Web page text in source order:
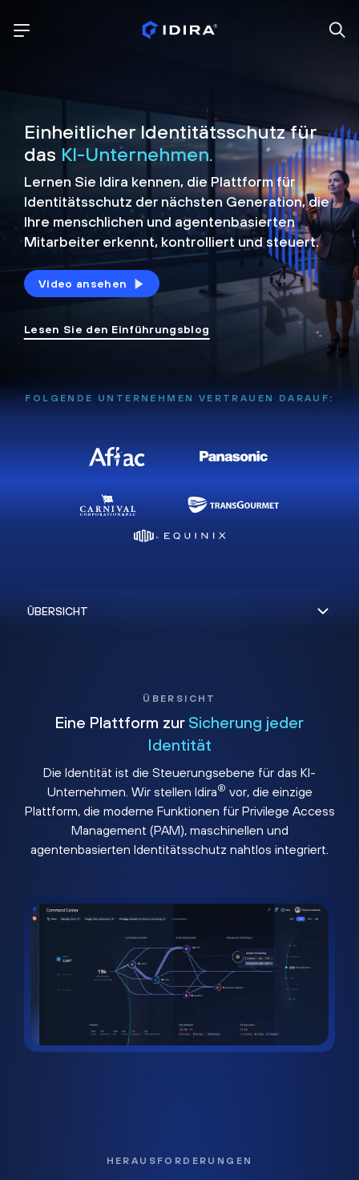
Einheitlicher Identitätsschutz für
das KI-Unternehmen.
Lernen Sie Idira kennen, die Plattformfür
Identitätsschutz der nächsten Generation, die
Ihre menschlichen und agentenbasierten
Mitarbeiter erkennt, kontrolliert undsteuert.
Video ansehen
Lesen Sie den Einführungsblog
FOLGENDE UNTERNEHMEN VERTRAUEN DARAUF:
ÜBERSICHT
Eine Plattform zur Sicherung jeder
Identität
Die Identität ist die Steuerungsebene für das KI-
Unternehmen. Wir stellen Idira® vor, die einzige
Plattform, die moderne Funktionen für Privilege Access
Management (PAM), maschinellen und
agentenbasierten Identitätsschutz nahtlos integriert.
HERAUSFORDERUNGEN